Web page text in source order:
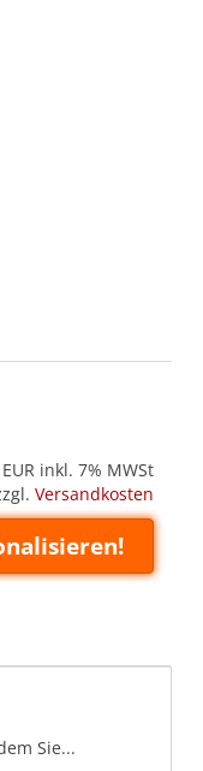
EUR inkl. 7% MWSt
Versandkosten
Sie...